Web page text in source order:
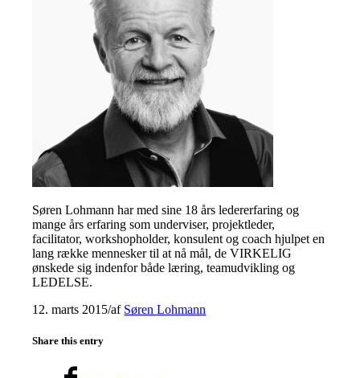
Søren Lohmann har med sine 18 års ledererfaring og
mange års erfaring som underviser, projektleder,
facilitator, workshopholder, konsulent og coach hjulpet en
lang række mennesker til at nå mål, de VIRKELIG
ønskede sig indenfor både læring, teamudvikling og
LEDELSE.
12. marts 2015/af Søren Lohmann
Share this entry